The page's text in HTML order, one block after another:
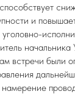
и
встречи были